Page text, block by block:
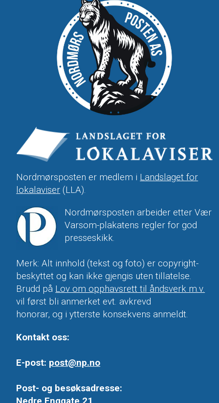
Nordmørsposten er medlem i Landslaget for
lokalaviser (LLA).
Nordmørsposten arbeider etter Vær
Varsom-plakatens regler for god
presseskikk.
Merk: Alt innhold (tekst og foto) er copyright-
beskyttet og kan ikke gjengis uten tillatelse.
Brudd på Lov om opphavsrett til åndsverk m.v.
vil først bli anmerket evt. avkrevd
honorar, og i ytterste konsekvens anmeldt.
Kontakt oss:
E-post: post@np.no
Post- og besøksadresse: